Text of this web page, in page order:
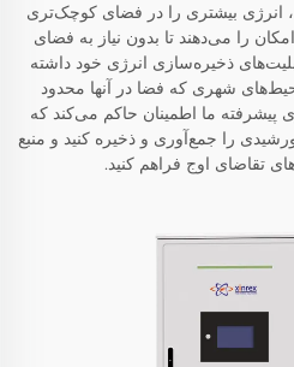
انرژی بیشتری را در فضای کوچک‌تری
را می‌دهند تا بدون نیاز به فضای
ذخیره‌سازی انرژی خود داشته
شهری که فضا در آنها محدود
پیشرفته ما اطمینان حاکم می‌کند که
را جمع‌آوری و ذخیره کنید و منبع
تقاضای اوج فراهم کنید.